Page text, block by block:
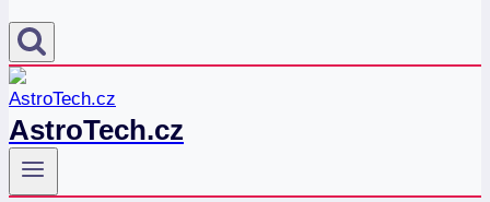
AstroTech.cz